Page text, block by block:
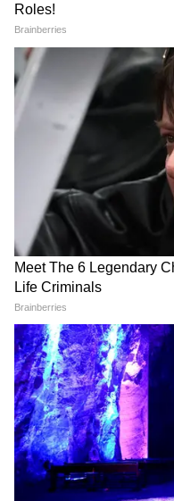
PM Vishwakarma Yojana:
যোজনায় প্রতিদিন মিলতে
পাবেন, কারা সুবিধা পেতে
PM Vishwakarma Yojana
টাকা করে! আবার মিলবে
Image Credit :
সূত্রের খবর,
কার্যকর হতে পারে।
কারিগর, ক্ষুদ্র শিল্পী
যুক্ত মানুষ সরাসরি
4